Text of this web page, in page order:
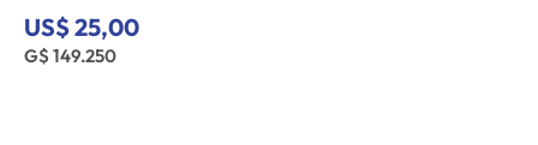
US$ 25,00
G$ 149.250